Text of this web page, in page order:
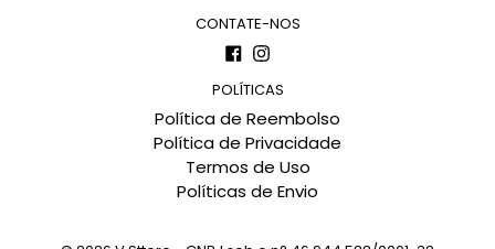
CONTATE-NOS
Facebook
Instagram
POLÍTICAS
Política de Reembolso
Política de Privacidade
Termos de Uso
Políticas de Envio